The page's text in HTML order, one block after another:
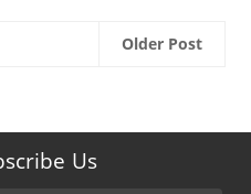
Older Post
Us